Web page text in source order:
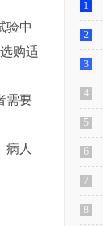
验中
购适
需要
人
1
2
3
4
5
6
7
8